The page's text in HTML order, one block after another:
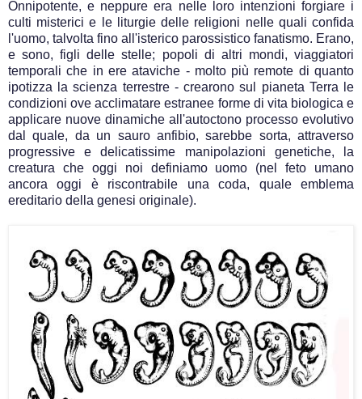
Onnipotente, e neppure era nelle loro intenzioni forgiare i
culti misterici e le liturgie delle religioni nelle quali confida
l'uomo, talvolta fino all'isterico parossistico fanatismo. Erano,
e sono, figli delle stelle; popoli di altri mondi, viaggiatori
temporali che in ere ataviche - molto più remote di quanto
ipotizza la scienza terrestre - crearono sul pianeta Terra le
condizioni ove acclimatare estranee forme di vita biologica e
applicare nuove dinamiche all'autoctono processo evolutivo
dal quale, da un sauro anfibio, sarebbe sorta, attraverso
progressive e delicatissime manipolazioni genetiche, la
creatura che oggi noi definiamo uomo (nel feto umano
ancora oggi è riscontrabile una coda, quale emblema
ereditario della genesi originale).